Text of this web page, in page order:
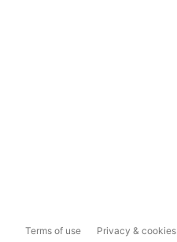
Terms of use Privacy & cookies